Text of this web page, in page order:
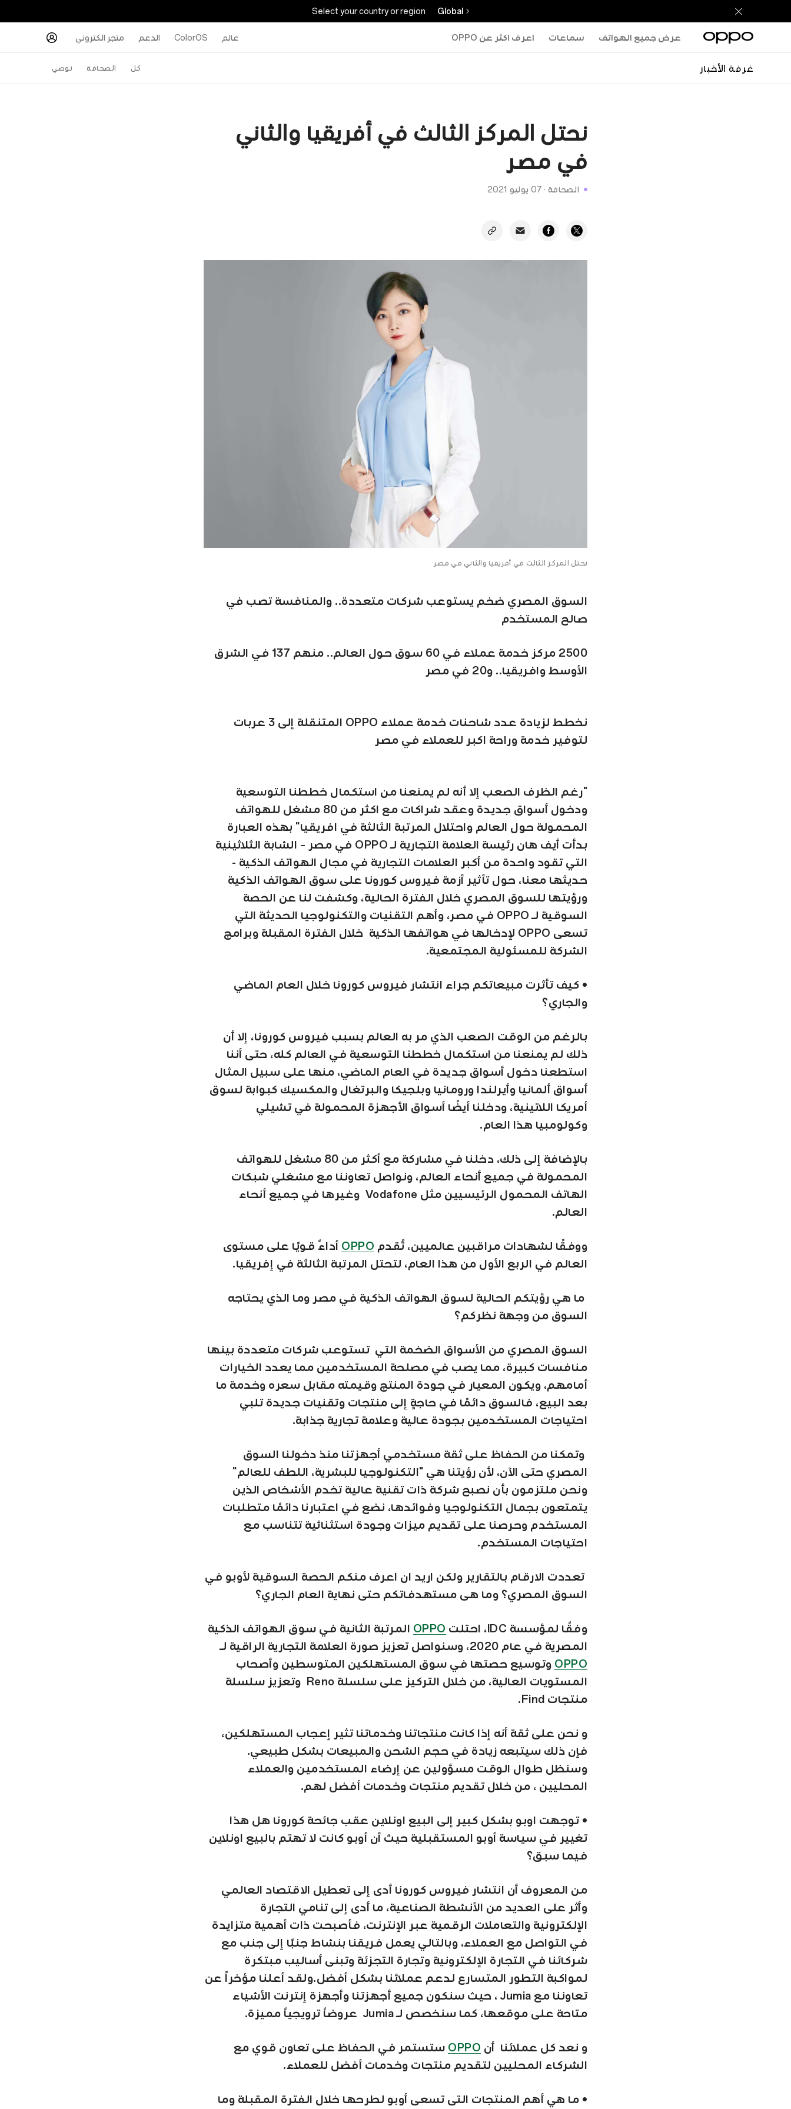
Select your country or region Global
عرض جميع الهواتف سماعات اعرف اكثر عن OPPO عالم ColorOS الدعم متجر الكتروني
غرفة الأخبار كل الصحافة نوصي
نحتل المركز الثالث في أفريقيا والثاني
في مصر
الصحافة· 07 يوليو 2021
نحتل المركز الثالث في أفريقيا والثاني في مصر
السوق المصري ضخم يستوعب شركات متعددة.. والمنافسة تصب في
صالح المستخدم
2500 مركز خدمة عملاء في 60 سوق حول العالم.. منهم 137 في الشرق
الأوسط وافريقيا.. و20 في مصر
نخطط لزيادة عدد شاحنات خدمة عملاء OPPO المتنقلة إلى 3 عربات
لتوفير خدمة وراحة اكبر للعملاء في مصر
"رغم الظرف الصعب إلا أنه لم يمنعنا من استكمال خططنا التوسعية
ودخول أسواق جديدة وعقد شراكات مع اكثر من 80 مشغل للهواتف
المحمولة حول العالم واحتلال المرتبة الثالثة في افريقيا" بهذه العبارة
بدأت أيف هان رئيسة العلامة التجارية لـ OPPO في مصر – الشابة الثلاثينية
التي تقود واحدة من أكبر العلامات التجارية في مجال الهواتف الذكية -
حديثها معنا، حول تأثير أزمة فيروس كورونا على سوق الهواتف الذكية
ورؤيتها للسوق المصري خلال الفترة الحالية، وكشفت لنا عن الحصة
السوقية لـ OPPO في مصر، وأهم التقنيات والتكنولوجيا الحديثة التي
تسعى OPPO لإدخالها في هواتفها الذكية خلال الفترة المقبلة وبرامج
الشركة للمسئولية المجتمعية.
• كيف تأثرت مبيعاتكم جراء انتشار فيروس كورونا خلال العام الماضي
والجاري؟
بالرغم من الوقت الصعب الذي مر به العالم بسبب فيروس كورونا، إلا أن
ذلك لم يمنعنا من استكمال خططنا التوسعية في العالم كله، حتى أننا
استطعنا دخول أسواق جديدة في العام الماضي، منها على سبيل المثال
أسواق ألمانيا وأيرلندا ورومانيا وبلجيكا والبرتغال والمكسيك كبوابة لسوق
أمريكا اللاتينية، ودخلنا أيضًا أسواق الأجهزة المحمولة في تشيلي
وكولومبيا هذا العام.
بالإضافة إلى ذلك، دخلنا في مشاركة مع أكثر من 80 مشغل للهواتف
المحمولة في جميع أنحاء العالم، ونواصل تعاوننا مع مشغلي شبكات
الهاتف المحمول الرئيسيين مثل Vodafone وغيرها في جميع أنحاء
العالم.
ووفقًا لشهادات مراقبين عالميين، تُقدم OPPO أداءً قويًا على مستوى
العالم في الربع الأول من هذا العام، لتحتل المرتبة الثالثة في إفريقيا.
ما هي رؤيتكم الحالية لسوق الهواتف الذكية في مصر وما الذي يحتاجه
السوق من وجهة نظركم؟
السوق المصري من الأسواق الضخمة التي تستوعب شركات متعددة بينها
منافسات كبيرة، مما يصب في مصلحة المستخدمين مما يعدد الخيارات
أمامهم، ويكون المعيار في جودة المنتج وقيمته مقابل سعره وخدمة ما
بعد البيع، فالسوق دائمًا في حاجةٍ إلى منتجات وتقنيات جديدة تلبي
احتياجات المستخدمين بجودة عالية وعلامة تجارية جذابة.
وتمكنا من الحفاظ على ثقة مستخدمي أجهزتنا منذ دخولنا السوق
المصري حتى الآن، لأن رؤيتنا هي "التكنولوجيا للبشرية، اللطف للعالم"
ونحن ملتزمون بأن نصبح شركة ذات تقنية عالية تخدم الأشخاص الذين
يتمتعون بجمال التكنولوجيا وفوائدها، نضع في اعتبارنا دائمًا متطلبات
المستخدم وحرصنا على تقديم ميزات وجودة استثنائية تتناسب مع
احتياجات المستخدم.
تعددت الارقام بالتقارير ولكن اريد ان اعرف منكم الحصة السوقية لأوبو في
السوق المصري؟ وما هى مستهدفاتكم حتى نهاية العام الجاري؟
وفقًا لمؤسسة IDC، احتلت OPPO المرتبة الثانية في سوق الهواتف الذكية
المصرية في عام 2020، وسنواصل تعزيز صورة العلامة التجارية الراقية لـ
OPPO وتوسيع حصتها في سوق المستهلكين المتوسطين وأصحاب
المستويات العالية، من خلال التركيز على سلسلة Reno وتعزيز سلسلة
منتجات Find.
و نحن على ثقة أنه إذا كانت منتجاتنا وخدماتنا تثير إعجاب المستهلكين،
فإن ذلك سيتبعه زيادة في حجم الشحن والمبيعات بشكل طبيعي.
وسنظل طوال الوقت مسؤولين عن إرضاء المستخدمين والعملاء
المحليين ، من خلال تقديم منتجات وخدمات أفضل لهم.
• توجهت اوبو بشكل كبير إلى البيع اونلاين عقب جائحة كورونا هل هذا
تغيير في سياسة أوبو المستقبلية حيث أن أوبو كانت لا تهتم بالبيع اونلاين
فيما سبق؟
من المعروف أن انتشار فيروس كورونا أدى إلى تعطيل الاقتصاد العالمي
وأثر على العديد من الأنشطة الصناعية، ما أدى إلى تنامي التجارة
الإلكترونية والتعاملات الرقمية عبر الإنترنت، فأصبحت ذات أهمية متزايدة
في التواصل مع العملاء، وبالتالي يعمل فريقنا بنشاط جنبًا إلى جنب مع
شركائنا في التجارة الإلكترونية وتجارة التجزئة وتبنى أساليب مبتكرة
لمواكبة التطور المتسارع لدعم عملائنا بشكل أفضل.ولقد أعلنا مؤخراً عن
تعاوننا مع Jumia ، حيث سنكون جميع أجهزتنا وأجهزة إنترنت الأشياء
متاحة على موقعها، كما سنخصص لـ Jumia عروضاً ترويجياً مميزة.
و نعد كل عملائنا أن OPPO ستستمر في الحفاظ على تعاون قوي مع
الشركاء المحليين لتقديم منتجات وخدمات أفضل للعملاء.
• ما هي أهم المنتجات التى تسعى أوبو لطرحها خلال الفترة المقبلة وما